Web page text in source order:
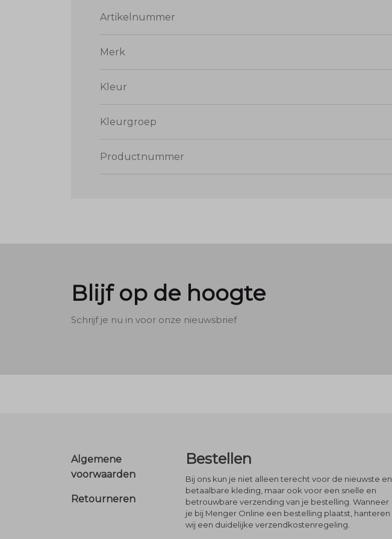
Artikelnummer
Merk
Kleur
Kleurgroep
Productnummer
Blijf op de hoogte
Schrijf je nu in voor onze nieuwsbrief
Footer
Algemene
voorwaarden
Retourneren
Bestellen
Bij ons kun je niet alleen terecht voor de nieuwste en
betaalbare kleding, maar ook voor een snelle en
betrouwbare verzending van je bestelling. Wanneer
je bij Menger Online een bestelling plaatst, hanteren
wij een duidelijke verzendkostenregeling.